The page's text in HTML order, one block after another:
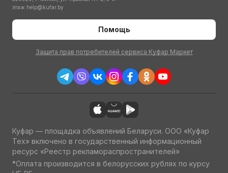
этаж help@kufar.by
Помощь
Защита прав потребителей сервиса Куфар Маркет
Куфар — площадка объявлений Беларуси. ООО «Куфар
Тех» включено в государственный информационный
ресурс «Реестр рекламораспространителей»
*Оплата производится в белорусских рублях по курсу